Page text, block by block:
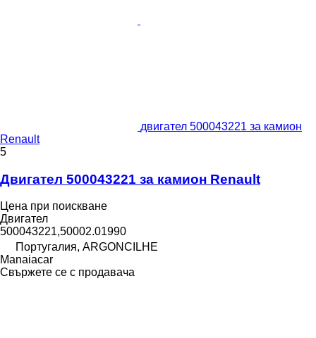
двигател 500043221 за камион
Renault
5
Двигател 500043221 за камион Renault
Цена при поискване
Двигател
500043221,50002.01990
Португалия, ARGONCILHE
Manaiacar
Свържете се с продавача